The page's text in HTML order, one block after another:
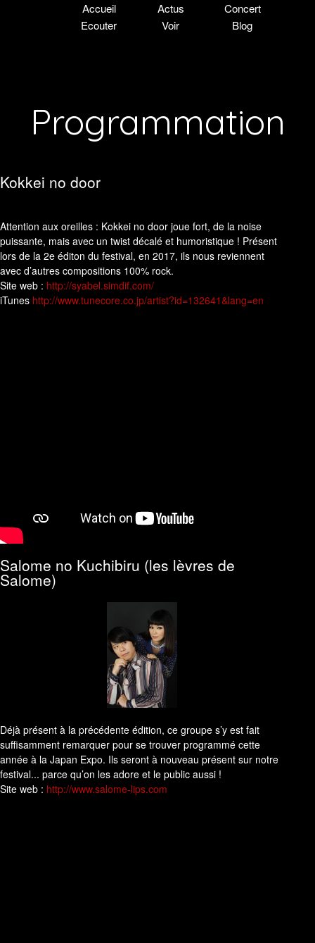
Accueil Actus
Concert
Ecouter
Voir Blog
Programmation
Kokkei no door
Attention aux oreilles : Kokkei no door joue fort, de la noise
puissante, mais avec un twist décalé et humoristique ! Présent
lors de la 2e éditon du festival, en 2017, ils nous reviennent
avec d’autres compositions 100% rock.
Site web : http://syabel.simdif.com/
​iTunes http://www.tunecore.co.jp/artist?id=132641&lang=en
Salome no Kuchibiru (les lèvres de
Salome)
​Déjà présent à la précédente édition, ce groupe s’y est fait
suffisamment remarquer pour se trouver programmé cette
année à la Japan Expo. Ils seront à nouveau présent sur notre
festival... parce qu’on les adore et le public aussi !
Site web : http://www.salome-lips.com